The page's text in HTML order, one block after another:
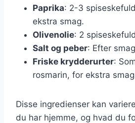
Paprika: 2-3
ekstra smag.
Olivenolie: 2
Salt og peber: Efter
Friske krydderurter:
rosmarin, for ekstra
Disse ingredienser kan
du har hjemme, og hvad du